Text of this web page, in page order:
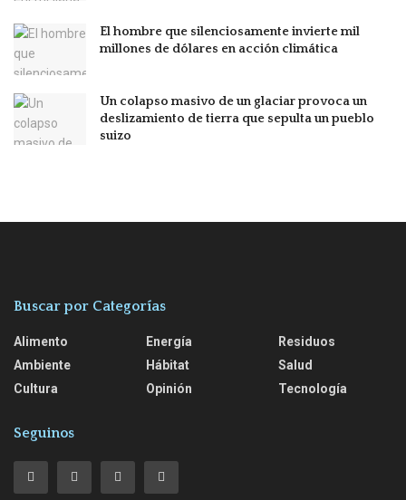
El hombre que silenciosamente invierte mil
millones de dólares en acción climática
Un colapso masivo de un glaciar provoca un
deslizamiento de tierra que sepulta un pueblo
suizo
Buscar por Categorías
Alimento
Ambiente
Cultura
Energía
Hábitat
Opinión
Residuos
Salud
Tecnología
Seguinos